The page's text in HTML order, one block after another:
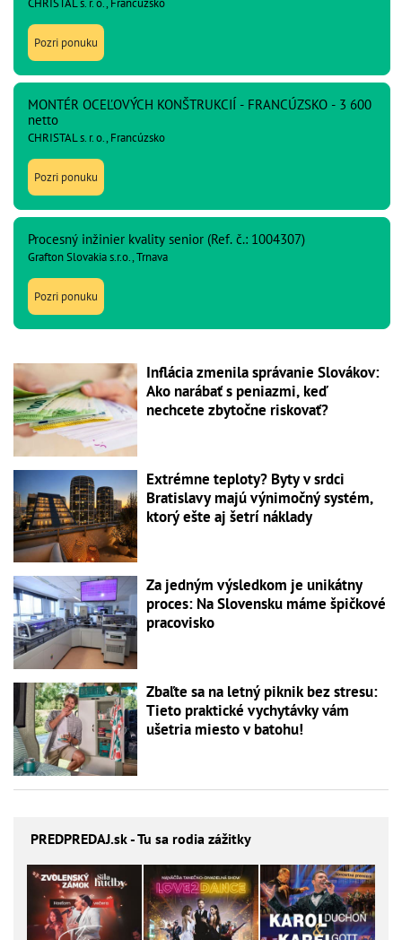
Pozri ponuku
MONTÉR OCEĽOVÝCH KONŠTRUKCIÍ - FRANCÚZSKO - 3 600
netto
CHRISTAL s. r. o., Francúzsko
Pozri ponuku
Procesný inžinier kvality senior (Ref. č.: 1004307)
Grafton Slovakia s.r.o., Trnava
Pozri ponuku
Inflácia zmenila správanie Slovákov:
Ako narábať s peniazmi, keď
nechcete zbytočne riskovať?
Extrémne teploty? Byty v srdci
Bratislavy majú výnimočný systém,
ktorý ešte aj šetrí náklady
Za jedným výsledkom je unikátny
proces: Na Slovensku máme špičkové
pracovisko
Zbaľte sa na letný piknik bez stresu:
Tieto praktické vychytávky vám
ušetria miesto v batohu!
PREDPREDAJ.sk - Tu sa rodia zážitky